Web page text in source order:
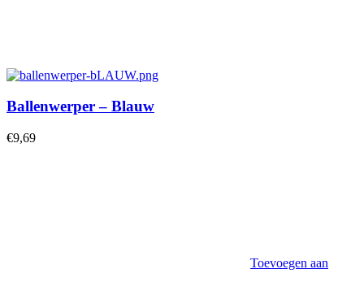
Ballenwerper – Blauw
€9,69
Toevoegen aan